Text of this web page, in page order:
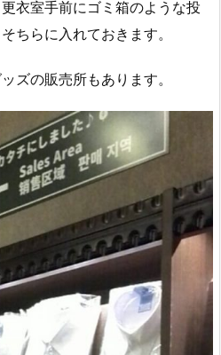
衣室手前にゴミ箱のような投
ちらに入れておきます。
ズの販売所もあります。